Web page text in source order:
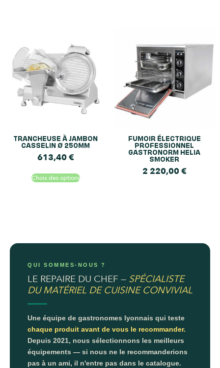
TRANCHEUSE À JAMBON
CASSELIN Ø 250MM
613,40€
Choix des options
FUMOIR ÉLECTRIQUE
PROFESSIONNEL
GASTRONORM HELIA
SMOKER
2 220,00€
QUI SOMMES-NOUS ?
LE REPAIRE DU CHEF — SPÉCIALISTE
DU MATÉRIEL DE CUISINE CONVIVIAL
Une équipe de gastronomes lyonnais qui teste
chaque produit avant de vous le recommander.
Depuis 2021, nous sélectionnons les meilleurs
équipements — si nous ne le recommanderions
pas à un ami, il n'entre pas dans le catalogue.